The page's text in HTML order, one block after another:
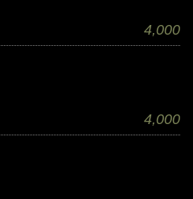
4,000
4,000